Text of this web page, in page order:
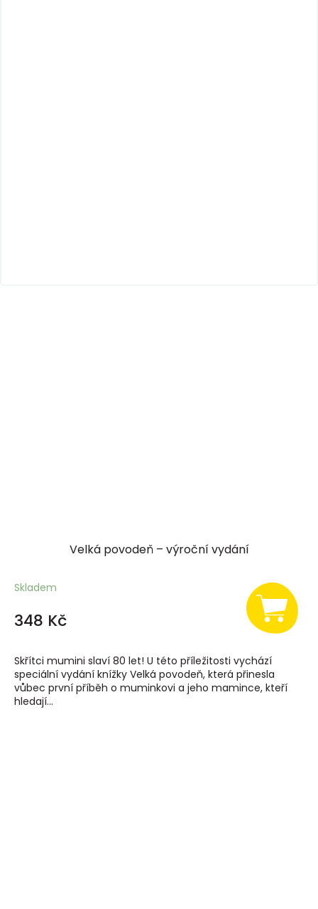
Velká povodeň – výroční vydání
Skladem
348 Kč
Skřítci mumini slaví 80 let! U této příležitosti vychází
speciální vydání knížky Velká povodeň, která přinesla
vůbec první příběh o muminkovi a jeho mamince, kteří
hledají...